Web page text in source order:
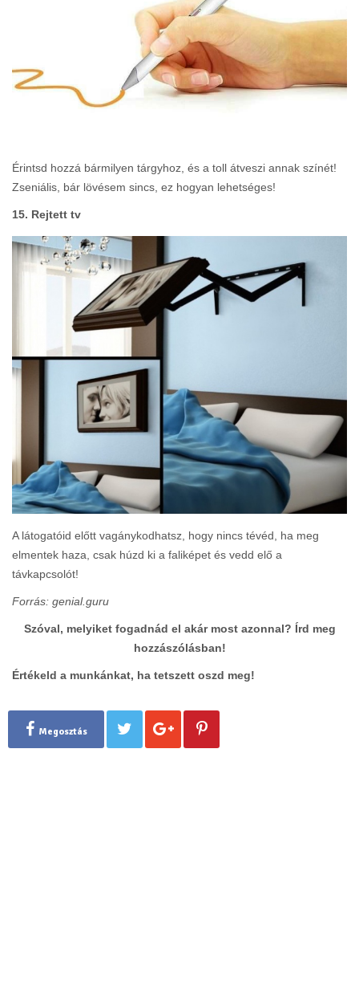
Érintsd hozzá bármilyen tárgyhoz, és a toll átveszi annak színét!
Zseniális, bár lövésem sincs, ez hogyan lehetséges!
15. Rejtett tv
A látogatóid előtt vagánykodhatsz, hogy nincs tévéd, ha meg
elmentek haza, csak húzd ki a faliképet és vedd elő a
távkapcsolót!
Forrás: genial.guru
Szóval, melyiket fogadnád el akár most azonnal? Írd meg
hozzászólásban!
Értékeld a munkánkat, ha tetszett oszd meg!
Megosztás